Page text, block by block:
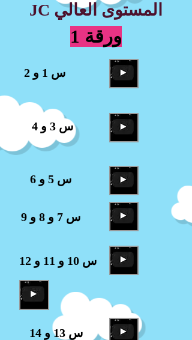
المستوى العالي JC
ورقة 1
س 1 و 2
س 3 و 4
س 5 و 6
س 7 و 8 و 9
س 10 و 11 و 12
س 13 و 14